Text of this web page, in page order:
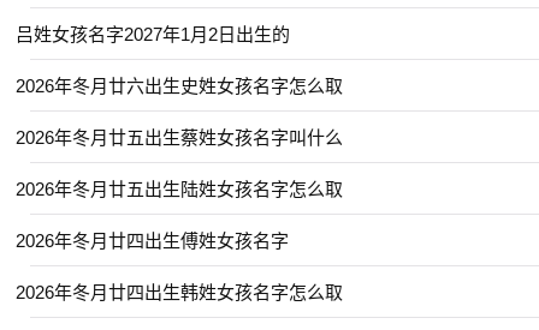
【兰琳】 【亦昊】 【允廷】 【书敏】
【云溪】 【卿莞】 【佩娴】 【云轼】
【凯弈】 【云昕】 【书智】 【亭然】
【云溪】 【卿林】 【乐川】 【云易】
【书颜】 【其书】 【乔苒】 【冰洋】
【与夏】 【予清】 【云碧】 【书睿】
【云浩】 【依雯】 【仕淇】 【亦明】
吕姓女孩名字2027年1月2日出生的
2026年冬月廿六出生史姓女孩名字怎么取
2026年冬月廿五出生蔡姓女孩名字叫什么
2026年冬月廿五出生陆姓女孩名字怎么取
2026年冬月廿四出生傅姓女孩名字
2026年冬月廿四出生韩姓女孩名字怎么取